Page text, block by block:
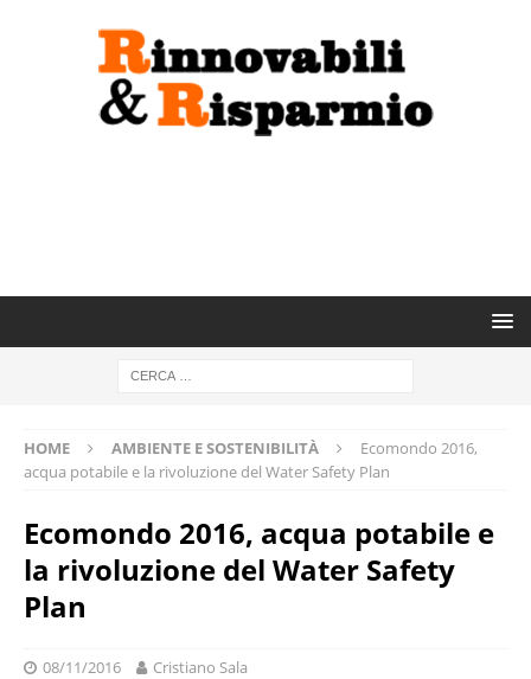
HOME AMBIENTE E SOSTENIBILITÀ
Ecomondo 2016,
acqua potabile e la rivoluzione del Water Safety Plan
Ecomondo 2016, acqua potabile e
la rivoluzione del Water Safety
Plan
08/11/2016 Cristiano Sala